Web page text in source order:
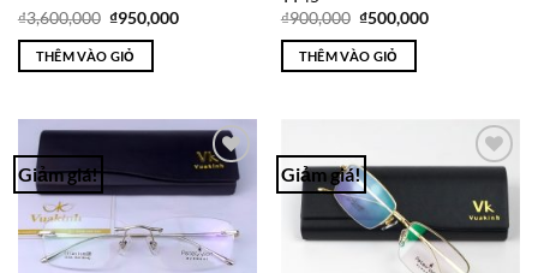
₫3,600,000 Giá
là:
₫3,600,000.
₫950,000Giá
THÊM VÀO GIỎ
₫900,000 Giá
là:
₫900,000.
₫500,000Giá
THÊM VÀO GIỎ
Giảm giá!
Add to
Wishlist
Giảm giá!
Wishlist